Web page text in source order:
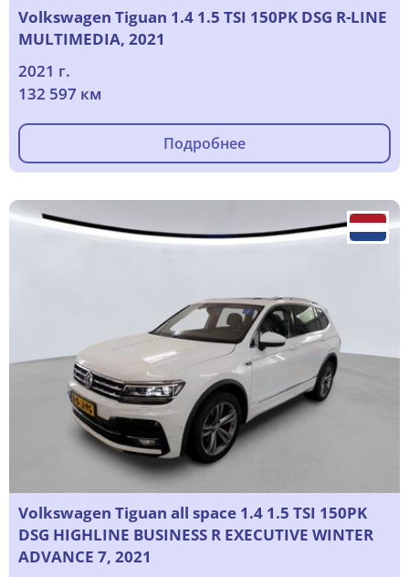
Volkswagen Tiguan 1.4 1.5 TSI 150PK DSG R-LINE
MULTIMEDIA, 2021
2021 г.
132 597 км
Подробнее
Volkswagen Tiguan all space 1.4 1.5 TSI 150PK
DSG HIGHLINE BUSINESS R EXECUTIVE WINTER
ADVANCE 7, 2021